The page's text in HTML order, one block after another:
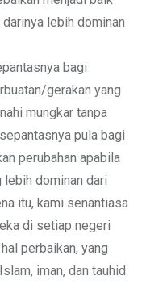
lebih dominan
bagi
gerakan yang
mungkar tanpa
pula bagi
perubahan apabila
lebih dominan dari
itu, kami senantiasa
di setiap negeri
perbaikan, yang
iman, dan tauhid